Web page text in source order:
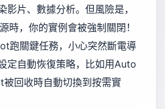
影片、數據分析。但風險是，
時，你的實例會被強制關閉！
跑關鍵任務，小心突然斷電導
定自動恢復策略，比如用Auto
回收時自動切換到按需實